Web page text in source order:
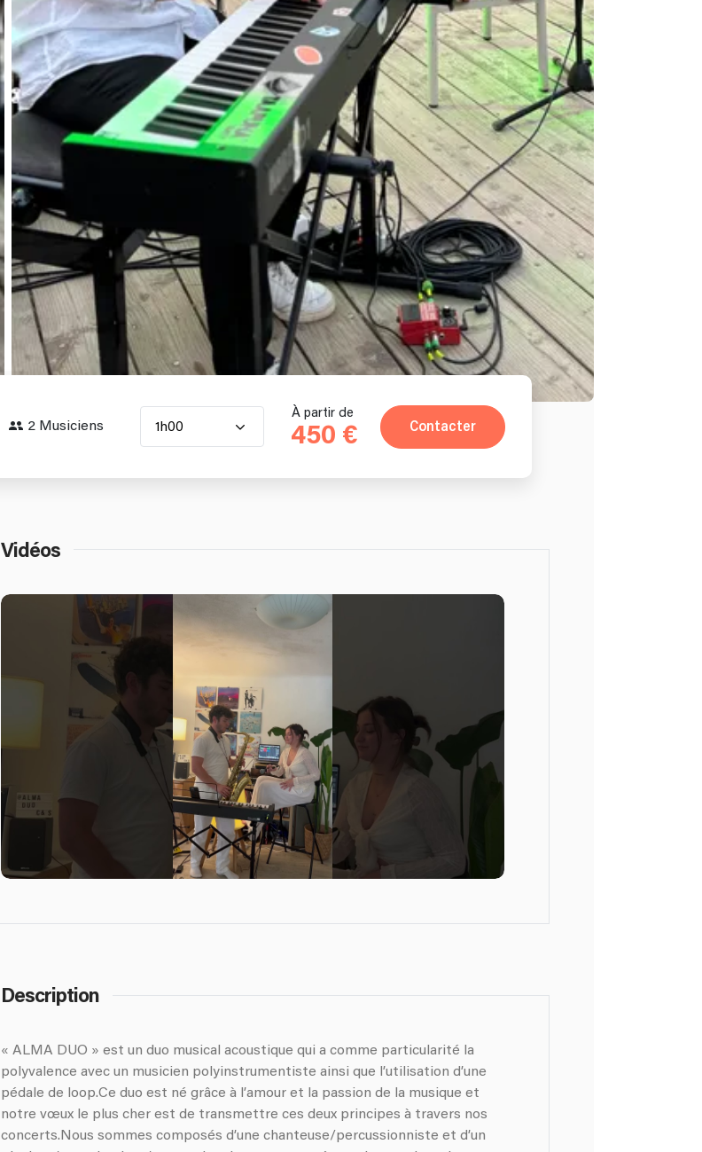
2 Musiciens 1h00
À partir de
450 € Contacter
Vidéos
Description
« ALMA DUO » est un duo musical acoustique qui a comme particularité la
polyvalence avec un musicien polyinstrumentiste ainsi que l’utilisation d’une
pédale de loop.Ce duo est né grâce à l’amour et la passion de la musique et
notre vœux le plus cher est de transmettre ces deux principes à travers nos
concerts.Nous sommes composés d’une chanteuse/percussionniste et d’un